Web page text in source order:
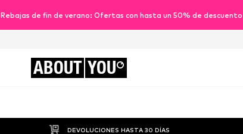
Rebajas de fin de verano: Ofertas con hasta un 50% de descuento
ABOUT YOU
DEVOLUCIONES HASTA 30 DÍAS